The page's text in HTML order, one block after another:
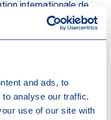
and ads, to
analyse our traffic.
use of our site with
internationale de
que la règle de
passif de